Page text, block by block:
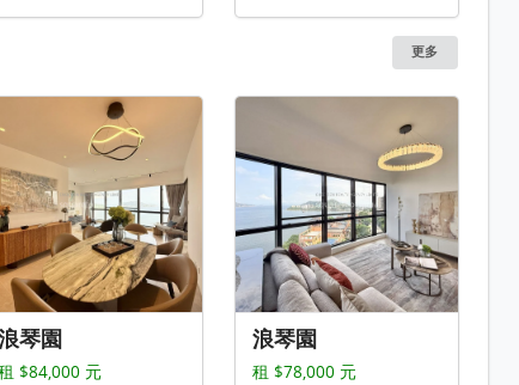
更多
琴園
$84,000 元
浪琴園
租 $78,000 元